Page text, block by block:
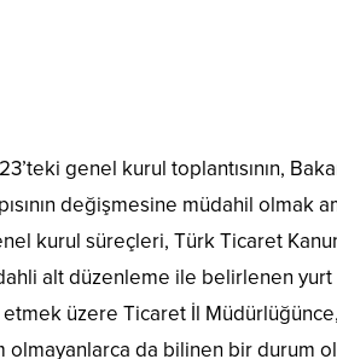
genel kurul toplantısının,
değişmesine müdahil olmak
kurul süreçleri, Türk Ticaret
dahli alt düzenleme ile belirlenen
üzere Ticaret İl
olmayanlarca da bilinen bir durum